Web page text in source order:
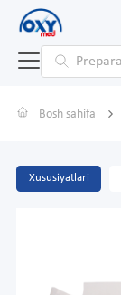
Bosh sahifa
Xususiyatlari